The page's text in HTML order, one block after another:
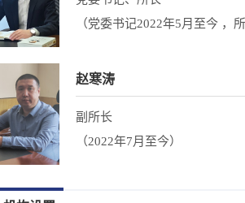
（党委书记2022年5月至今 ，
赵寒涛
副所长
（2022年7月至今）